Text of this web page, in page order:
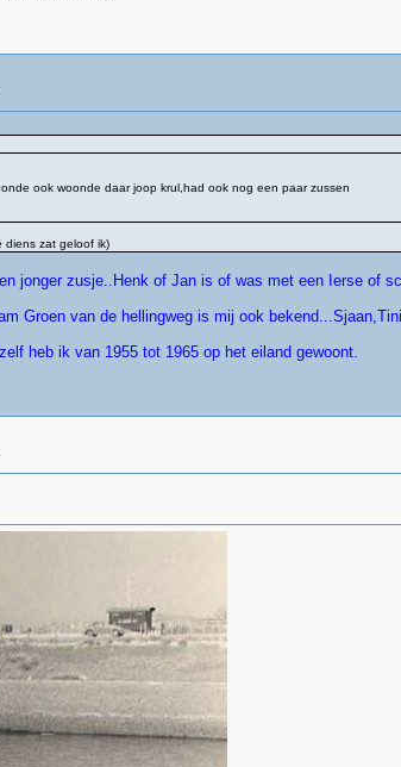
ook woonde daar joop krul,had ook nog een paar zussen
diens zat geloof ik)
jonger zusje..Henk of Jan is of was met een Ierse of
Groen van de hellingweg is mij ook
heb ik van 1955 tot 1965 op het eiland gewoont.